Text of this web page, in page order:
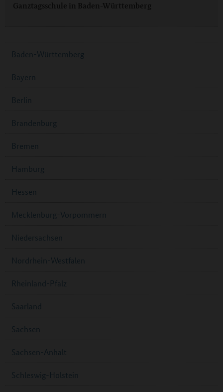
Ganztagsschule in Baden-Württemberg
Baden-Württemberg
Bayern
Berlin
Brandenburg
Bremen
Hamburg
Hessen
Mecklenburg-Vorpommern
Niedersachsen
Nordrhein-Westfalen
Rheinland-Pfalz
Saarland
Sachsen
Sachsen-Anhalt
Schleswig-Holstein